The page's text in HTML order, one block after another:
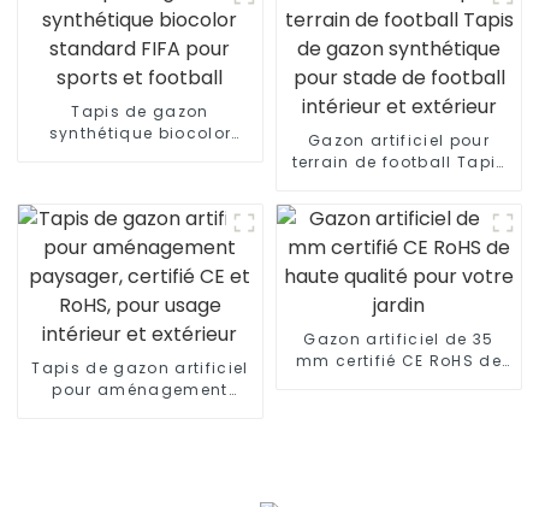
Tapis de gazon
synthétique biocolor
Gazon artificiel pour
terrain de football Tapis
intérieur et extérieur
Tapis de gazon artificiel
pour aménagement
Gazon artificiel de 35
mm certifié CE RoHS de